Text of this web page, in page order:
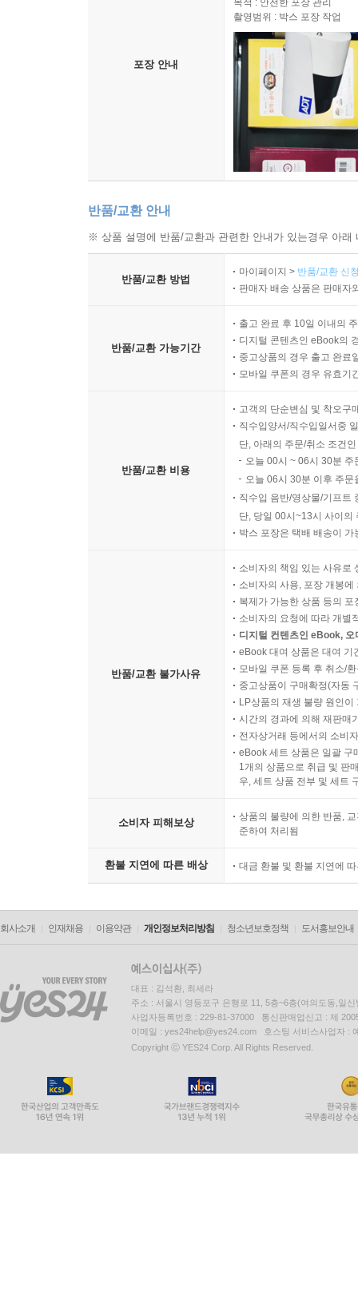
포장 안내
목적 : 안전한 포장 관리
촬영범위 : 박스 포장 작업
반품/교환 안내
※ 상품 설명에 반품/교환과 관련한 안내가 있는경우 아
반품/교환 방법
마이페이지 > 반품/교환 신
판매자 배송 상품은 판매자
반품/교환 가능기간
출고 완료 후 10일 이내의
디지털 콘텐츠인 eBook의
중고상품의 경우 출고 완료
모바일 쿠폰의 경우 유효기
반품/교환 비용
고객의 단순변심 및 착오구
직수입양서/직수입일서중
단, 아래의 주문/취소 조건
오늘 00시 ~ 06시 30분
오늘 06시 30분 이후 주
직수입 음반/영상물/기프트
단, 당일 00시~13시 사이의
박스 포장은 택배 배송이
반품/교환 불가사유
소비자의 책임 있는 사유로
소비자의 사용, 포장 개봉
복제가 가능한 상품 등의
소비자의 요청에 따라 개별
디지털 컨텐츠인 eBook,
eBook 대여 상품은 대여 기
모바일 쿠폰 등록 후 취소/
중고상품이 구매확정(자동
LP상품의 재생 불량 원인
시간의 경과에 의해 재판매
전자상거래 등에서의 소비
eBook 세트 상품은 일괄 구
1개의 상품으로 취급 및 판
우, 세트 상품 전부 및 세트
소비자 피해보상
상품의 불량에 의한 반품,
준하여 처리됨
환불 지연에 따른 배상 대금 환불 및 환불 지연에
회사소개 인재채용 이용약관 개인정보처리방침 청소년보호정책 도서홍보안내
대표 : 김석환, 최세라
주소 : 서울시 영등포구 은행로 11, 5층~6층(여의도동,일신
사업자등록번호 : 229-81-37000 통신판매업신고 : 제
이메일 : yes24help@yes24.com 호스팅 서비스사업자 :
Copyright ⓒ YES24 Corp. All Rights Reserved.